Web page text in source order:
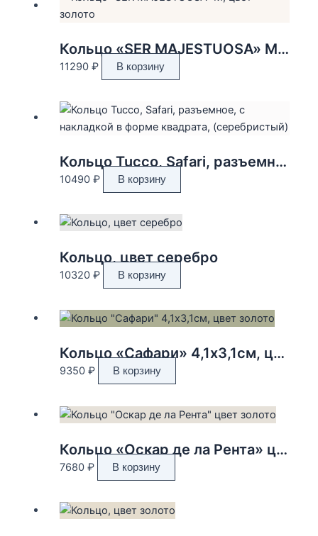
Кольцо «SER MAJESTUOSA» M, цвет золото
11290 ₽ В корзину
Кольцо Tucco, Safari, разъемное, с накладкой в форме квадрата, (серебристый)
10490 ₽ В корзину
Кольцо, цвет серебро
10320 ₽ В корзину
Кольцо «Сафари» 4,1х3,1см, цвет золото
9350 ₽ В корзину
Кольцо «Оскар де ла Рента» цвет золото
7680 ₽ В корзину